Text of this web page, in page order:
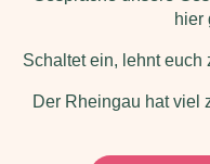
hier
Schaltet ein, lehnt euch
Der Rheingau hat viel